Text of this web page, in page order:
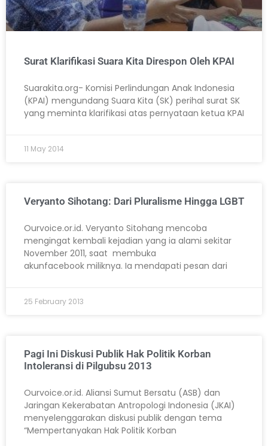
Surat Klarifikasi Suara Kita Direspon Oleh KPAI
Suarakita.org- Komisi Perlindungan Anak Indonesia
(KPAI) mengundang Suara Kita (SK) perihal surat SK
yang meminta klarifikasi atas pernyataan ketua KPAI
11 May 2014
Veryanto Sihotang: Dari Pluralisme Hingga LGBT
Ourvoice.or.id. Veryanto Sitohang mencoba
mengingat kembali kejadian yang ia alami sekitar
November 2011, saat membuka
akunfacebook miliknya. Ia mendapati pesan dari
25 February 2013
Pagi Ini Diskusi Publik Hak Politik Korban
Intoleransi di Pilgubsu 2013
Ourvoice.or.id. Aliansi Sumut Bersatu (ASB) dan
Jaringan Kekerabatan Antropologi Indonesia (JKAI)
menyelenggarakan diskusi publik dengan tema
“Mempertanyakan Hak Politik Korban